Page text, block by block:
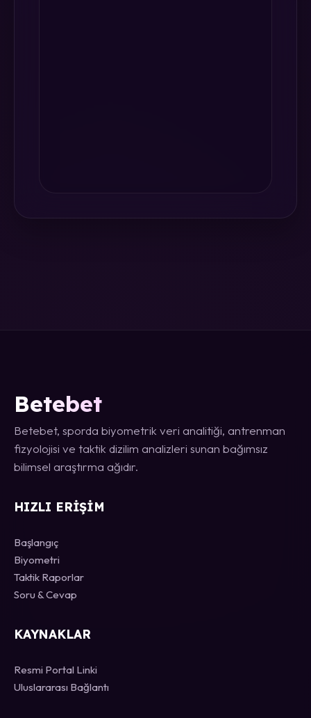
Betebet
Betebet, sporda biyometrik veri analitiği, antrenman
fizyolojisi ve taktik dizilim analizleri sunan bağımsız
bilimsel araştırma ağıdır.
HIZLI ERIŞIM
Başlangıç
Biyometri
Taktik Raporlar
Soru & Cevap
KAYNAKLAR
Resmi Portal Linki
Uluslararası Bağlantı